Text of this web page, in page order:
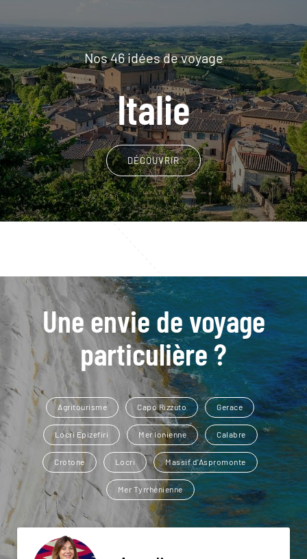
Nos 46 idées de voyage
Italie
DÉCOUVRIR
Une envie de voyage
particulière ?
Agritourisme Capo Rizzuto Gerace
Locri Epizefiri Mer Ionienne Calabre
Crotone Locri Massif d'Aspromonte
Mer Tyrrhénienne